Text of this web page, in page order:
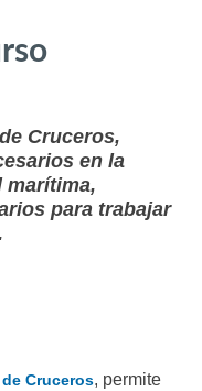
Cruceros,
en la
marítima,
para trabajar
Cruceros, permite